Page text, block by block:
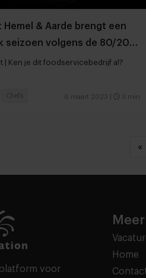
Hemel & Aarde brengt een
seizoen volgens de 80/20-
| Ken je dit foodservicebedrijf al?
6 maart 2023 3 min
Chefs
«
voor
Home